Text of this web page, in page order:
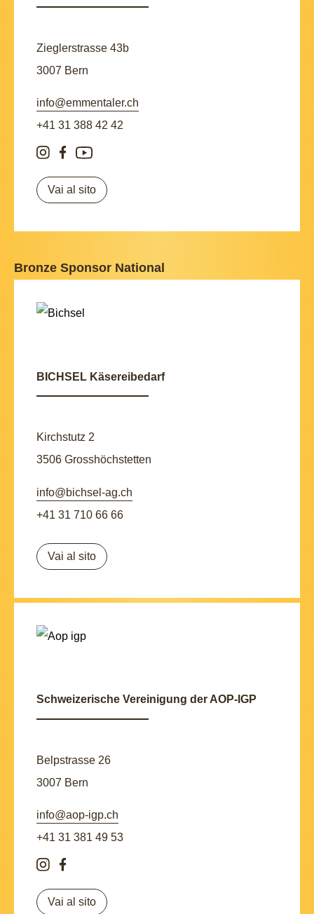
Zieglerstrasse 43b
3007 Bern
info@emmentaler.ch
+41 31 388 42 42
Vai al sito
Bronze Sponsor National
BICHSEL Käsereibedarf
Kirchstutz 2
3506 Grosshöchstetten
info@bichsel-ag.ch
+41 31 710 66 66
Vai al sito
Schweizerische Vereinigung der AOP-IGP
Belpstrasse 26
3007 Bern
info@aop-igp.ch
+41 31 381 49 53
Vai al sito